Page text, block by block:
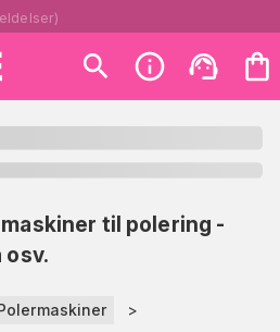
)
til polering -
osv.
>